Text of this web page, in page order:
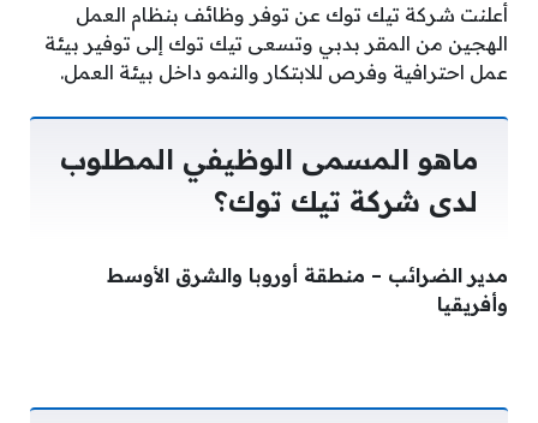
أعلنت شركة تيك توك عن توفر وظائف بنظام العمل
الهجين من المقر بدبي وتسعى تيك توك إلى توفير بيئة
عمل احترافية وفرص للابتكار والنمو داخل بيئة العمل.
ماهو المسمى الوظيفي المطلوب
لدى شركة تيك توك؟
مدير الضرائب – منطقة أوروبا والشرق الأوسط
وأفريقيا